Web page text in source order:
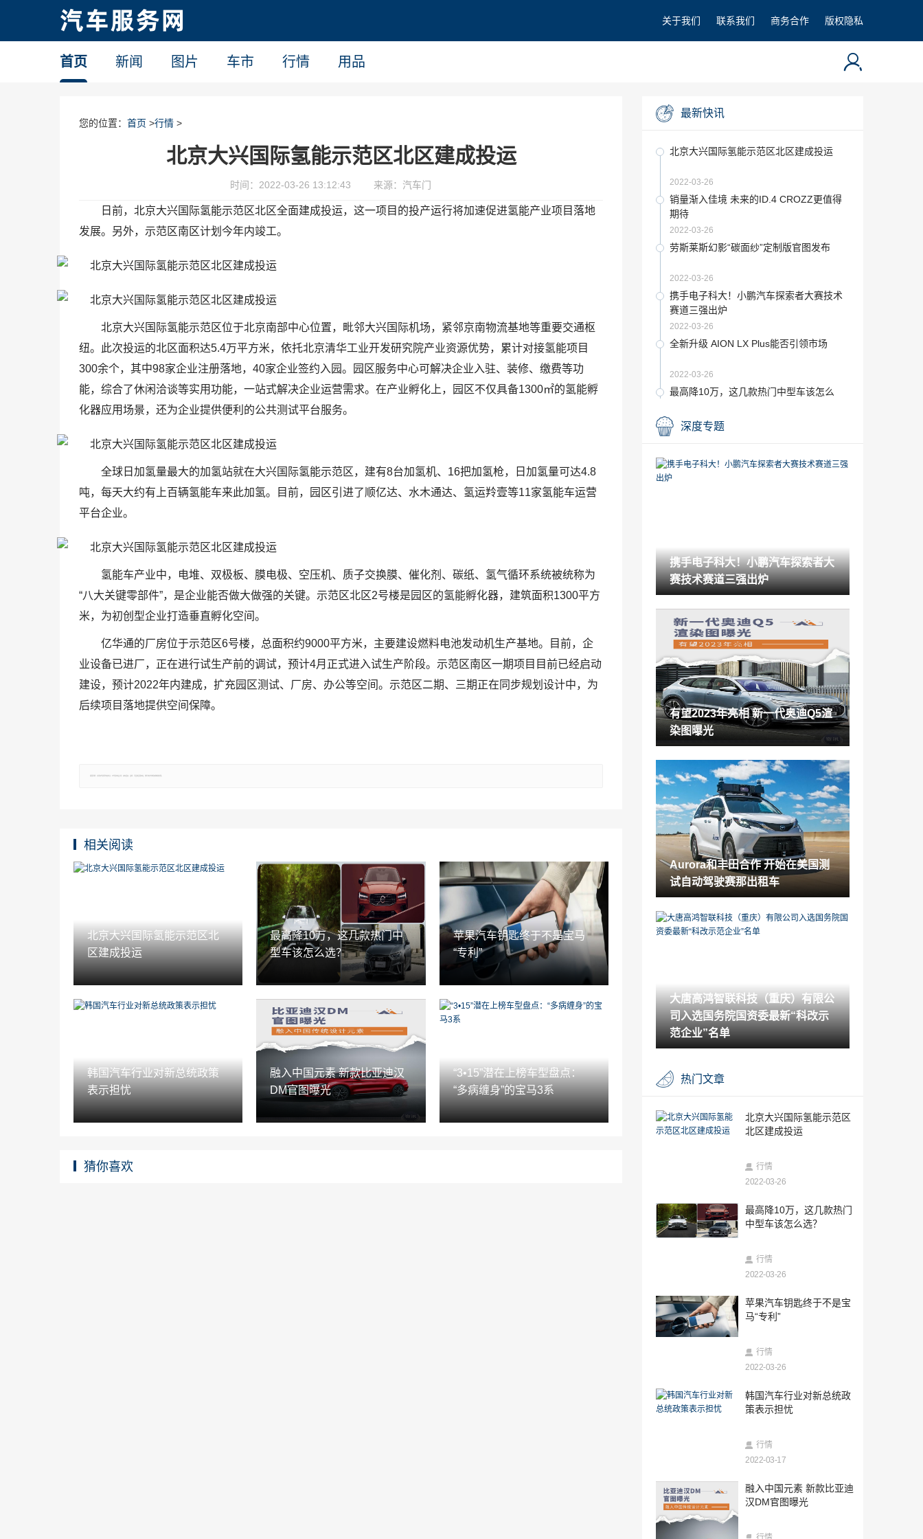
关于我们 联系我们 商务合作 版权隐私
首页 新闻 图片 车市 行情 用品
您的位置： 首页 >行情 >
北京大兴国际氢能示范区北区建成投运
时间：2022-03-26 13:12:43 来源：汽车门
日前，北京大兴国际氢能示范区北区全面建成投运，这一项目的投产运行将加速促进氢能产业项目落地
发展。另外，示范区南区计划今年内竣工。
北京大兴国际氢能示范区位于北京南部中心位置，毗邻大兴国际机场，紧邻京南物流基地等重要交通枢
纽。此次投运的北区面积达5.4万平方米，依托北京清华工业开发研究院产业资源优势，累计对接氢能项目
300余个，其中98家企业注册落地，40家企业签约入园。园区服务中心可解决企业入驻、装修、缴费等功
能，综合了休闲洽谈等实用功能，一站式解决企业运营需求。在产业孵化上，园区不仅具备1300㎡的氢能孵
化器应用场景，还为企业提供便利的公共测试平台服务。
全球日加氢量最大的加氢站就在大兴国际氢能示范区，建有8台加氢机、16把加氢枪，日加氢量可达4.8
吨，每天大约有上百辆氢能车来此加氢。目前，园区引进了顺亿达、水木通达、氢运羚壹等11家氢能车运营
平台企业。
氢能车产业中，电堆、双极板、膜电极、空压机、质子交换膜、催化剂、碳纸、氢气循环系统被统称为
“八大关键零部件”，是企业能否做大做强的关键。示范区北区2号楼是园区的氢能孵化器，建筑面积1300平方
米，为初创型企业打造垂直孵化空间。
亿华通的厂房位于示范区6号楼，总面积约9000平方米，主要建设燃料电池发动机生产基地。目前，企
业设备已进厂，正在进行试生产前的调试，预计4月正式进入试生产阶段。示范区南区一期项目目前已经启动
建设，预计2022年内建成，扩充园区测试、厂房、办公等空间。示范区二期、三期正在同步规划设计中，为
后续项目落地提供空间保障。
郑重声明：文章仅代表原作者观点，不代表本站立场；如有侵权、违规，可直接反馈本站，我们将会作修改或删除处理。
相关阅读
北京大兴国际氢能示范区北
区建成投运
最高降10万，这几款热门中
型车该怎么选？
苹果汽车钥匙终于不是宝马
“专利”
韩国汽车行业对新总统政策
表示担忧
融入中国元素 新款比亚迪汉
DM官图曝光
“3•15”潜在上榜车型盘点：
“多病缠身”的宝马3系
猜你喜欢
最新快讯
北京大兴国际氢能示范区北区建成投运
2022-03-26
销量渐入佳境 未来的ID.4 CROZZ更值得
期待
2022-03-26
劳斯莱斯幻影“碳面纱”定制版官图发布
2022-03-26
携手电子科大！小鹏汽车探索者大赛技术
赛道三强出炉
2022-03-26
全新升级 AION LX Plus能否引领市场
2022-03-26
最高降10万，这几款热门中型车该怎么
2022-03-26
2022-03-26
光
2022-03-26
万家企业"抢破烂"千亿动力电池回收战开
打
苹果汽车钥匙终于不是宝马“专利”
2022-03-26
坦克500：诗和远方能否抵得住油价上
涨？
2022-03-26
缺芯交付或上车补票 消费者是否要承担芯
2022-03-26
Aurora和丰田合作 开始在美国测试自动驾
驶赛那出租车
2022-03-26
大唐高鸿智联科技（重庆）有限公司入选
国务院国资委最新“科改示范企业”名单
2022-03-25
二手沃尔沃xc60养不起，没养过的别瞎说
欧拉汽车，又萌又好开的新能源电动车
2022-03-22
宝马电动车如何超特斯拉？定价得超100
万
2022-03-22
预售18万起 东风本田e:NS1开启预售
日本地震 丰田 日产 瑞萨 电装数工厂停产
欧洲制造商因报废车垄断被调查 涉及宝马/
奔驰/大众/雷诺/欧宝/福特
2022-03-18
续航超1000km 4款高续航混动车型推荐
阿尔法·罗密欧Giulia正式上市 37.98万元
起售
2022-03-18
高配低价 实力猛将硬刚金刚外壳
韩国汽车行业对新总统政策表示担忧
3月25日上市 启辰大V黑马版官图发布
2022-03-17
郑州海马新能源公司增资至5.57亿元
深度专题
携手电子科大！小鹏汽车探索者大
赛技术赛道三强出炉
有望2023年亮相 新一代奥迪Q5渲
染图曝光
Aurora和丰田合作 开始在美国测
试自动驾驶赛那出租车
大唐高鸿智联科技（重庆）有限公
司入选国务院国资委最新“科改示
范企业”名单
热门文章
北京大兴国际氢能示范区
北区建成投运
行情
2022-03-26
最高降10万，这几款热门
中型车该怎么选？
行情
2022-03-26
苹果汽车钥匙终于不是宝
马“专利”
行情
2022-03-26
韩国汽车行业对新总统政
策表示担忧
行情
2022-03-17
融入中国元素 新款比亚迪
汉DM官图曝光